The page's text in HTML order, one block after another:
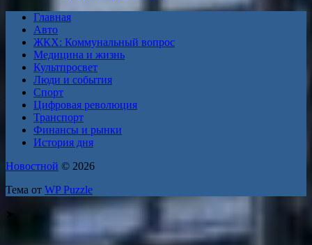
Главная
Авто
ЖКХ: Коммунальный вопрос
Медицина и жизнь
Культпросвет
Люди и события
Спорт
Цифровая революция
Транспорт
Финансы и рынки
История дня
Новостной © 2026
Тема от WP Puzzle
➤